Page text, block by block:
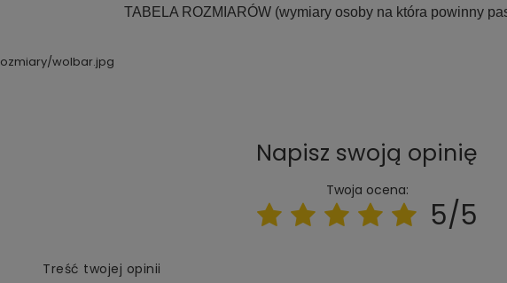
TABELA ROZMIARÓW (wymiary osoby na która powinny
Napisz swoją opinię
Twoja ocena:
5/5
Treść twojej opinii